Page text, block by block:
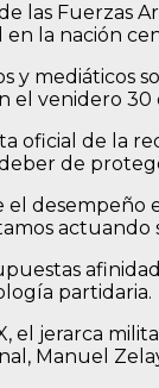
las Fuerzas
la nación
y mediáticos
el venidero
oficial de la
de
el
partidaria.
el jerarca
Manuel